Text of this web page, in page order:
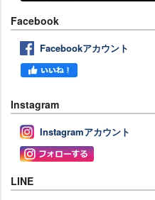
Facebook
Facebookアカウント
Instagram
Instagramアカウント
LINE